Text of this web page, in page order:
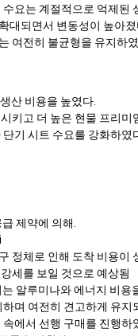
요는 계절적으로 억제된
대되면서 변동성이 높아졌
여전히 불균형을 유지하
산 비용을 높였다.
키고 더 높은 현물 프리미
기 시트 수요를 강화하였
제약에 의해.
정체로 인해 도착 비용이
세를 보일 것으로 예상됨
알루미나와 에너지 비용
며 여전히 견고하게 유지
에서 선행 구매를 진행하